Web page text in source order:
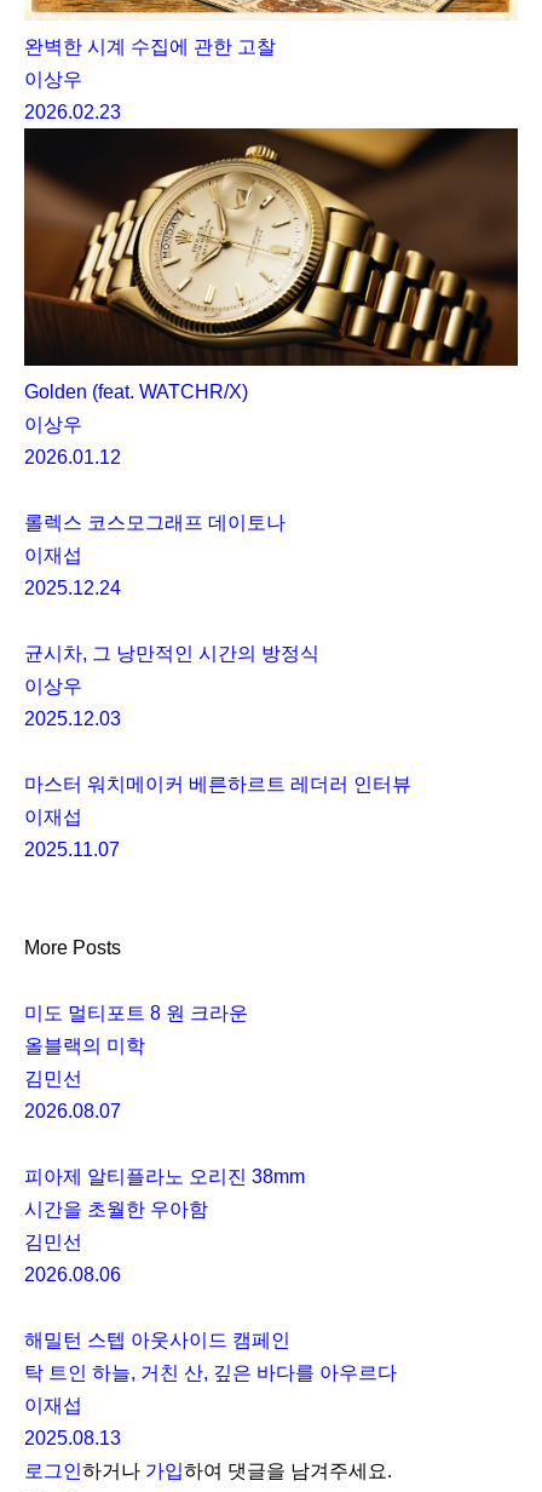
완벽한 시계 수집에 관한 고찰
이상우
2026.02.23
Golden (feat. WATCHR/X)
이상우
2026.01.12
롤렉스 코스모그래프 데이토나
이재섭
2025.12.24
균시차, 그 낭만적인 시간의 방정식
이상우
2025.12.03
마스터 워치메이커 베른하르트 레더러 인터뷰
이재섭
2025.11.07
More Posts
미도 멀티포트 8 원 크라운
올블랙의 미학
김민선
2026.08.07
피아제 알티플라노 오리진 38mm
시간을 초월한 우아함
김민선
2026.08.06
해밀턴 스텝 아웃사이드 캠페인
탁 트인 하늘, 거친 산, 깊은 바다를 아우르다
이재섭
2025.08.13
로그인하거나 가입하여 댓글을 남겨주세요.